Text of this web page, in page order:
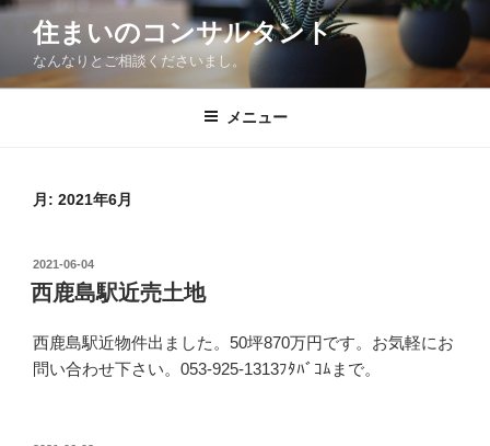
コ
ン
住まいのコンサルタント
なんなりとご相談くださいまし。
メニュー
月: 2021年6月
投
稿
日:
2021-06-04
西鹿島駅近売土地
西鹿島駅近物件出ました。50坪870万円です。お気軽にお
問い合わせ下さい。053-925-1313ﾌﾀﾊﾞｺﾑまで。